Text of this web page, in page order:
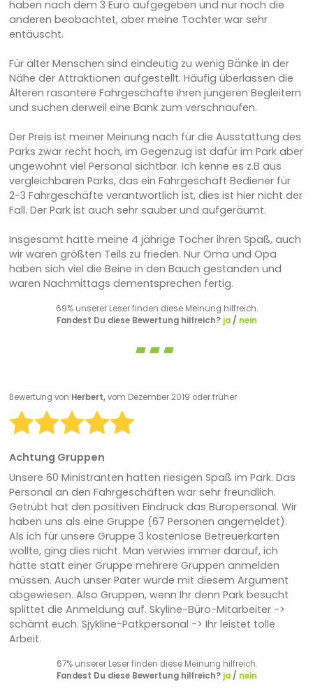
haben nach dem 3 Euro aufgegeben und nur noch die
anderen beobachtet, aber meine Tochter war sehr
entäuscht.
Für älter Menschen sind eindeutig zu wenig Bänke in der
Nähe der Attraktionen aufgestellt. Häufig überlassen die
Älteren rasantere Fahrgeschäfte ihren jüngeren Begleitern
und suchen derweil eine Bank zum verschnaufen.
Der Preis ist meiner Meinung nach für die Ausstattung des
Parks zwar recht hoch, im Gegenzug ist dafür im Park aber
ungewohnt viel Personal sichtbar. Ich kenne es z.B aus
vergleichbaren Parks, das ein Fahrgeschäft Bediener für
2-3 Fahrgeschäfte verantwortlich ist, dies ist hier nicht der
Fall. Der Park ist auch sehr sauber und aufgeräumt.
Insgesamt hatte meine 4 jährige Tocher ihren Spaß, auch
wir waren größten Teils zu frieden. Nur Oma und Opa
haben sich viel die Beine in den Bauch gestanden und
waren Nachmittags dementsprechen fertig.
69% unserer Leser finden diese Meinung hilfreich.
Fandest Du diese Bewertung hilfreich? ja/ nein
Bewertung von Herbert,vom Dezember 2019 oder früher
Achtung Gruppen
Unsere 60 Ministranten hatten riesigen Spaß im Park. Das
Personal an den Fahrgeschäften war sehr freundlich.
Getrübt hat den positiven Eindruck das Büropersonal. Wir
haben uns als eine Gruppe (67 Personen angemeldet).
Als ich für unsere Gruppe 3 kostenlose Betreuerkarten
wollte, ging dies nicht. Man verwies immer darauf, ich
hätte statt einer Gruppe mehrere Gruppen anmelden
müssen. Auch unser Pater wurde mit diesem Argument
abgewiesen. Also Gruppen, wenn Ihr denn Park besucht
splittet die Anmeldung auf. Skyline-Büro-Mitarbeiter ->
schämt euch. Sjykline-Patkpersonal -> Ihr leistet tolle
Arbeit.
67% unserer Leser finden diese Meinung hilfreich.
Fandest Du diese Bewertung hilfreich? ja/ nein